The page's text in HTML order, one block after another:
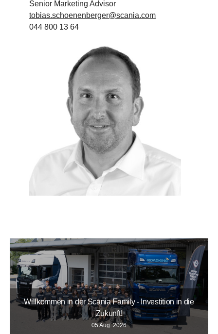
Senior Marketing Advisor
tobias.schoenenberger@scania.com
044 800 13 64
Willkommen in der Scania Family - Investition in die
Zukunft!
05 Aug. 2026